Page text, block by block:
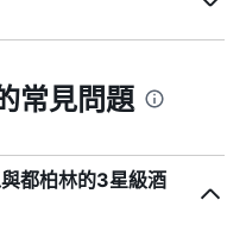
常見問題
都柏林的3星級酒